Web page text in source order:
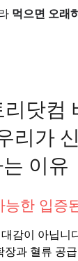
먹으면 오래
닷컴
리가
이유
한 입증
감이 아닙니
장과 혈류 공